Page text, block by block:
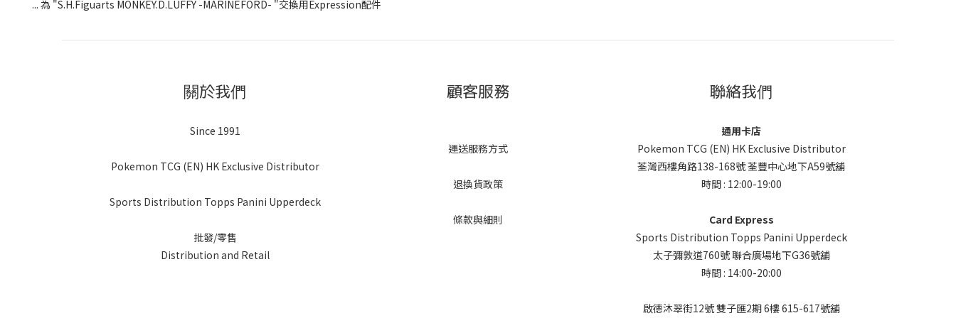
... 為 "S.H.Figuarts MONKEY.D.LUFFY -MARINEFORD- "交換用Expression配件
關於我們
Since 1991
Pokemon TCG (EN) HK Exclusive Distributor
Sports Distribution Topps Panini Upperdeck
批發/零售
Distribution and Retail
顧客服務
運送服務方式
退換貨政策
條款與細則
聯絡我們
通用卡店
Pokemon TCG (EN) HK Exclusive Distributor
荃灣西樓角路138-168號 荃豐中心地下A59號舖
時間 : 12:00-19:00
Card Express
Sports Distribution Topps Panini Upperdeck
太子彌敦道760號 聯合廣場地下G36號舖
時間 : 14:00-20:00
啟德沐翠街12號 雙子匯2期 6樓 615-617號舖